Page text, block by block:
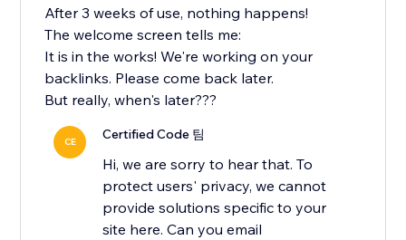
After 3 weeks of use, nothing happens!
The welcome screen tells me:
It is in the works! We're working on your
backlinks. Please come back later.
But really, when's later???
CE Certified Code 팀
Hi, we are sorry to hear that. To
protect users' privacy, we cannot
provide solutions specific to your
site here. Can you email